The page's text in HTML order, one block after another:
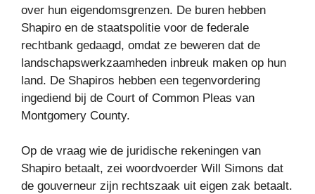
over hun eigendomsgrenzen. De buren hebben
Shapiro en de staatspolitie voor de federale
rechtbank gedaagd, omdat ze beweren dat de
landschapswerkzaamheden inbreuk maken op hun
land. De Shapiros hebben een tegenvordering
ingediend bij de Court of Common Pleas van
Montgomery County.
Op de vraag wie de juridische rekeningen van
Shapiro betaalt, zei woordvoerder Will Simons dat
de gouverneur zijn rechtszaak uit eigen zak betaalt.